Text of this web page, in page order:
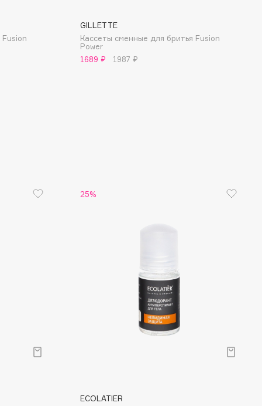
GILLETTE
Кассеты сменные для бритья Fusion
Power
1689 ₽
1987 ₽
25%
ECOLATIER